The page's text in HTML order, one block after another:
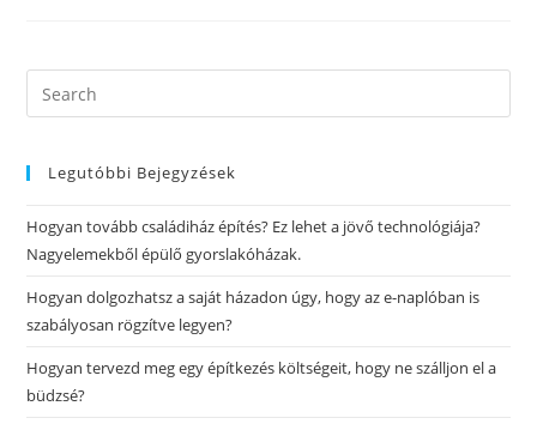
Legutóbbi Bejegyzések
Hogyan tovább családiház építés? Ez lehet a jövő technológiája?
Nagyelemekből épülő gyorslakóházak.
Hogyan dolgozhatsz a saját házadon úgy, hogy az e-naplóban is
szabályosan rögzítve legyen?
Hogyan tervezd meg egy építkezés költségeit, hogy ne szálljon el a
büdzsé?